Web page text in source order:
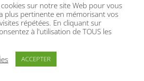
sous contrat d’association avec l’Etat
rue 69420 CONDRIEU
POLITIQUE DE CONFIDENTIALITÉ
sur notre site Web pour vous
plus pertinente en mémorisant vos
répétées. En cliquant sur
à l'utilisation de TOUS les
ACCEPTER